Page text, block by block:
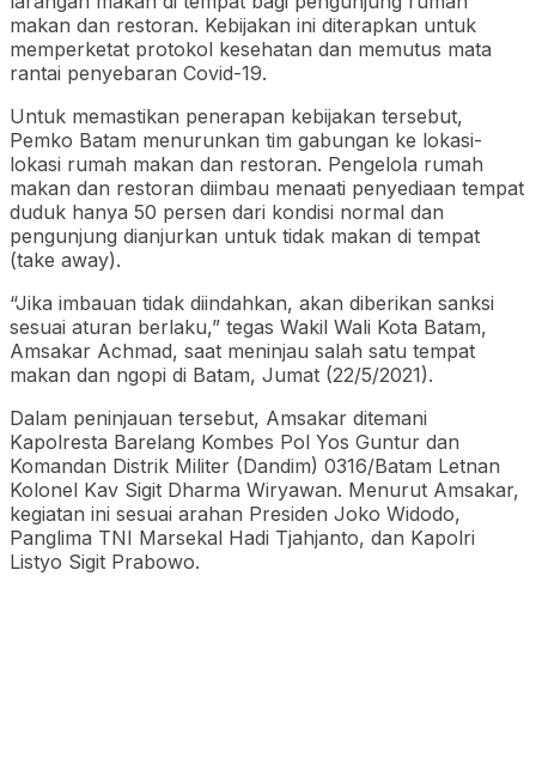
makan dan restoran. Kebijakan ini diterapkan untuk
memperketat protokol kesehatan dan memutus mata
rantai penyebaran Covid-19.
Untuk memastikan penerapan kebijakan tersebut,
Pemko Batam menurunkan tim gabungan ke lokasi-
lokasi rumah makan dan restoran. Pengelola rumah
makan dan restoran diimbau menaati penyediaan tempat
duduk hanya 50 persen dari kondisi normal dan
pengunjung dianjurkan untuk tidak makan di tempat
(take away).
“Jika imbauan tidak diindahkan, akan diberikan sanksi
sesuai aturan berlaku,” tegas Wakil Wali Kota Batam,
Amsakar Achmad, saat meninjau salah satu tempat
makan dan ngopi di Batam, Jumat (22/5/2021).
Dalam peninjauan tersebut, Amsakar ditemani
Kapolresta Barelang Kombes Pol Yos Guntur dan
Komandan Distrik Militer (Dandim) 0316/Batam Letnan
Kolonel Kav Sigit Dharma Wiryawan. Menurut Amsakar,
kegiatan ini sesuai arahan Presiden Joko Widodo,
Panglima TNI Marsekal Hadi Tjahjanto, dan Kapolri
Listyo Sigit Prabowo.